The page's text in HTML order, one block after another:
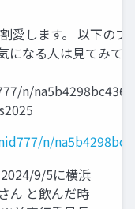
愛します。 以下のブ
になる人は見てみてく
n/na5b4298bc436
n/
9/5に横浜
ん と飲んだ時